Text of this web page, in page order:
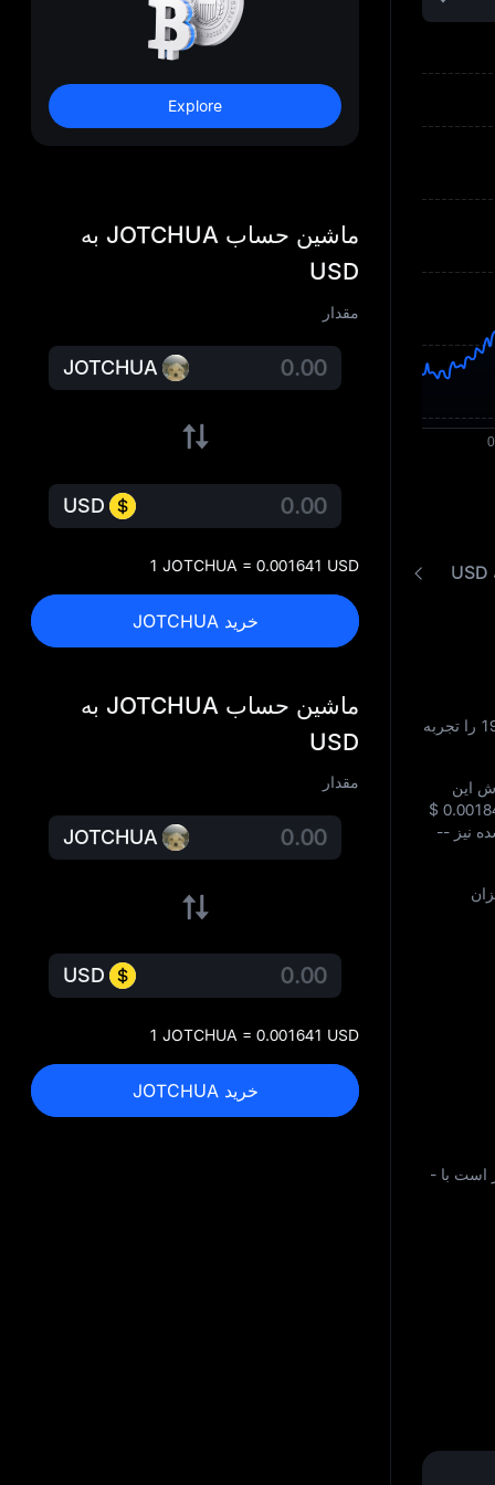
را تجربه
این
$
نیز --
-
Explore
ماشین حساب JOTCHUA به
USD
مقدار
JOTCHUA
USD
1 JOTCHUA = 0.001641 USD
خرید JOTCHUA
ماشین حساب JOTCHUA به
USD
مقدار
JOTCHUA
USD
1 JOTCHUA = 0.001641 USD
خرید JOTCHUA